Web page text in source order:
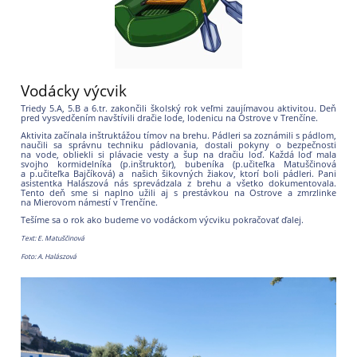
Vodácky výcvik
Triedy 5.A, 5.B a 6.tr. zakončili školský rok veľmi zaujímavou aktivitou. Deň
pred vysvedčením navštívili dračie lode, lodenicu na Ostrove v Trenčíne.
Aktivita začínala inštruktážou tímov na brehu. Pádleri sa zoznámili s pádlom,
naučili sa správnu techniku pádlovania, dostali pokyny o bezpečnosti
na vode, obliekli si plávacie vesty a šup na dračiu loď. Každá loď mala
svojho kormidelníka (p.inštruktor), bubeníka (p.učiteľka Matuščinová
a p.učiteľka Bajčíková) a našich šikovných žiakov, ktorí boli pádleri. Pani
asistentka Halászová nás sprevádzala z brehu a všetko dokumentovala.
Tento deň sme si naplno užili aj s prestávkou na Ostrove a zmrzlinke
na Mierovom námestí v Trenčíne.
Tešíme sa o rok ako budeme vo vodáckom výcviku pokračovať ďalej.
Text: E. Matuščinová
Foto: A. Halászová